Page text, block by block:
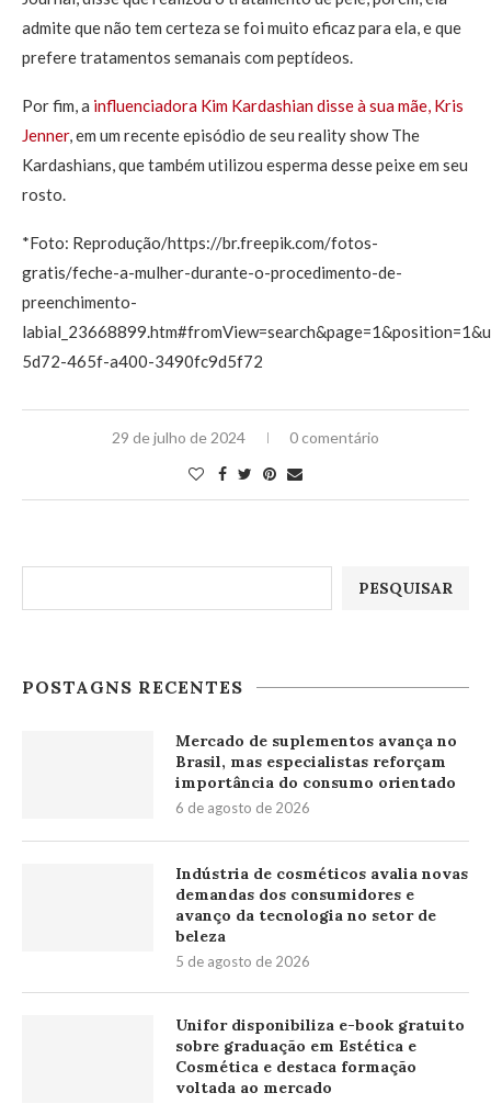
admite que não tem certeza se foi muito eficaz para ela, e que
prefere tratamentos semanais com peptídeos.
Por fim, a influenciadora Kim Kardashian disse à sua mãe, Kris
Jenner, em um recente episódio de seu reality show The
Kardashians, que também utilizou esperma desse peixe em seu
rosto.
*Foto: Reprodução/https://br.freepik.com/fotos-
gratis/feche-a-mulher-durante-o-procedimento-de-
preenchimento-
5d72-465f-a400-3490fc9d5f72
29 de julho de 2024 0 comentário
PESQUISAR
POSTAGNS RECENTES
Mercado de suplementos avança no
Brasil, mas especialistas reforçam
importância do consumo orientado
6 de agosto de 2026
Indústria de cosméticos avalia novas
demandas dos consumidores e
avanço da tecnologia no setor de
beleza
5 de agosto de 2026
Unifor disponibiliza e-book gratuito
sobre graduação em Estética e
Cosmética e destaca formação
voltada ao mercado